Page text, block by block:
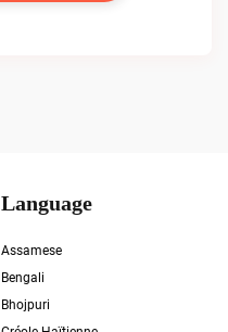
Language
Assamese
Bengali
Bhojpuri